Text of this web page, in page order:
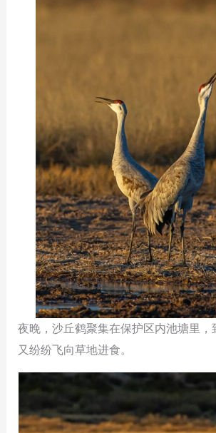
夜晚，沙丘鹤聚集在保护区内池塘里，
又纷纷飞向草地进食。